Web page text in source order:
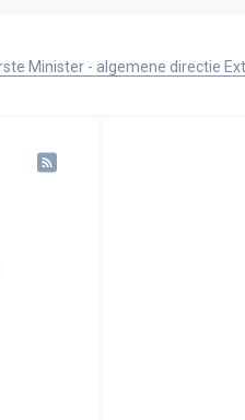
Minister - algemene directie